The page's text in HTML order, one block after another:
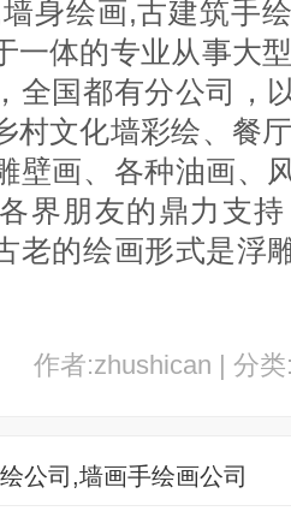
身绘画,古建筑手
一体的专业从事大
全国都有分公司，
村文化墙彩绘、餐
壁画、各种油画、
界朋友的鼎力支
老的绘画形式是浮
作者:zhushican | 分
公司,墙画手绘画公司